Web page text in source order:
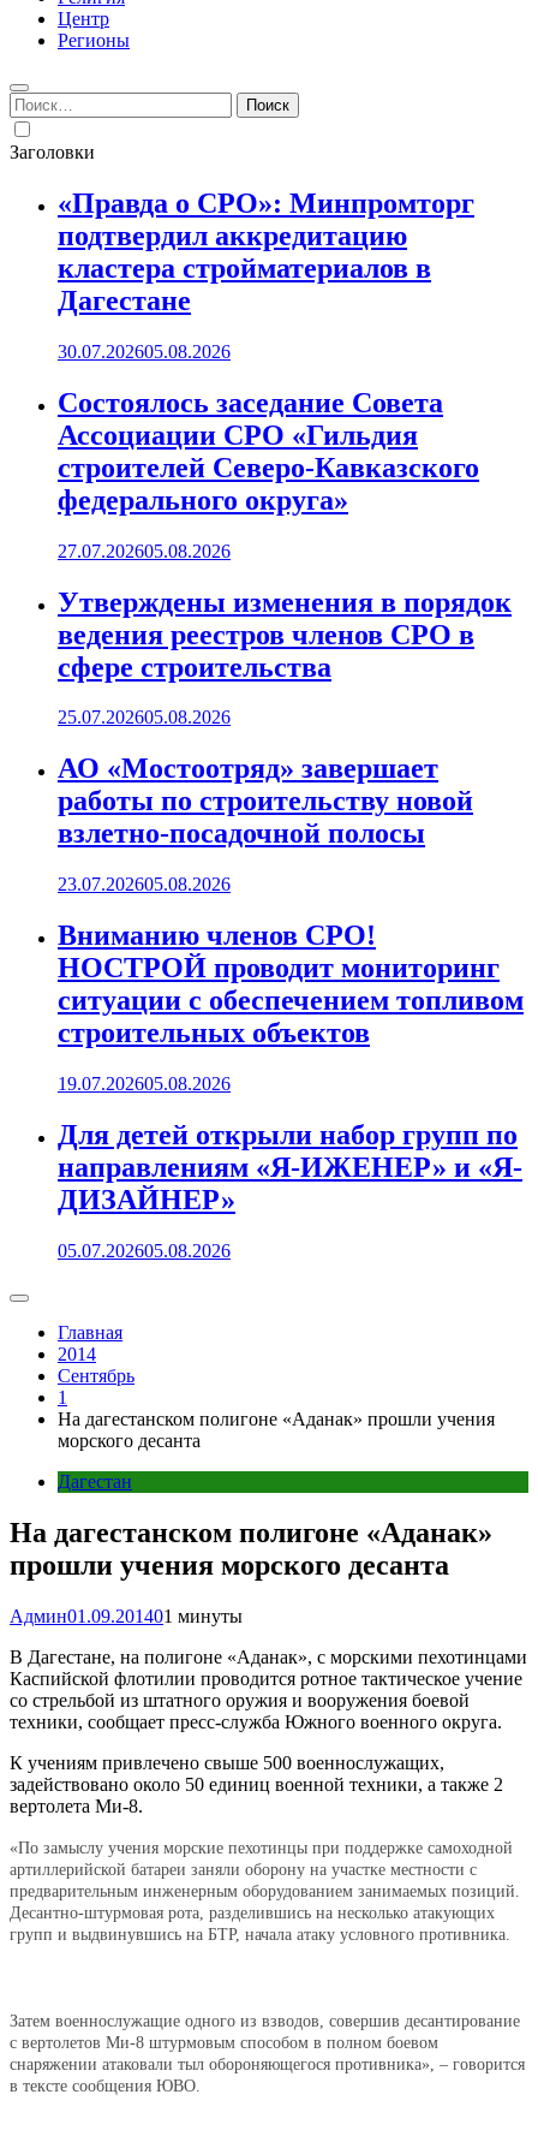
Центр
Регионы
Найти:
Заголовки
«Правда о СРО»: Минпромторг
подтвердил аккредитацию
кластера стройматериалов в
Дагестане
30.07.202605.08.2026
Состоялось заседание Совета
Ассоциации СРО «Гильдия
строителей Северо-Кавказского
федерального округа»
27.07.202605.08.2026
Утверждены изменения в порядок
ведения реестров членов СРО в
сфере строительства
25.07.202605.08.2026
АО «Мостоотряд» завершает
работы по строительству новой
взлетно-посадочной полосы
23.07.202605.08.2026
Вниманию членов СРО!
НОСТРОЙ проводит мониторинг
ситуации с обеспечением топливом
строительных объектов
19.07.202605.08.2026
Для детей открыли набор групп по
направлениям «Я-ИЖЕНЕР» и «Я-
ДИЗАЙНЕР»
05.07.202605.08.2026
Главная
2014
Сентябрь
1
На дагестанском полигоне «Аданак» прошли учения
морского десанта
Дагестан
На дагестанском полигоне «Аданак»
прошли учения морского десанта
Админ01.09.201401 минуты
В Дагестане, на полигоне «Аданак», с морскими пехотинцами
Каспийской флотилии проводится ротное тактическое учение
со стрельбой из штатного оружия и вооружения боевой
техники, сообщает пресс-служба Южного военного округа.
К учениям привлечено свыше 500 военнослужащих,
задействовано около 50 единиц военной техники, а также 2
вертолета Ми-8.
«По замыслу учения морские пехотинцы при поддержке самоходной
артиллерийской батареи заняли оборону на участке местности с
предварительным инженерным оборудованием занимаемых позиций.
Десантно-штурмовая рота, разделившись на несколько атакующих
групп и выдвинувшись на БТР, начала атаку условного противника.
Затем военнослужащие одного из взводов, совершив десантирование
с вертолетов Ми-8 штурмовым способом в полном боевом
снаряжении атаковали тыл обороняющегося противника», – говорится
в тексте сообщения ЮВО.